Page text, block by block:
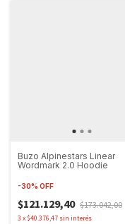
Buzo Alpinestars Linear
Wordmark 2.0 Hoodie
-30% OFF
$121.129,40 $173.042,00
3 x $40.376,47 sin interés